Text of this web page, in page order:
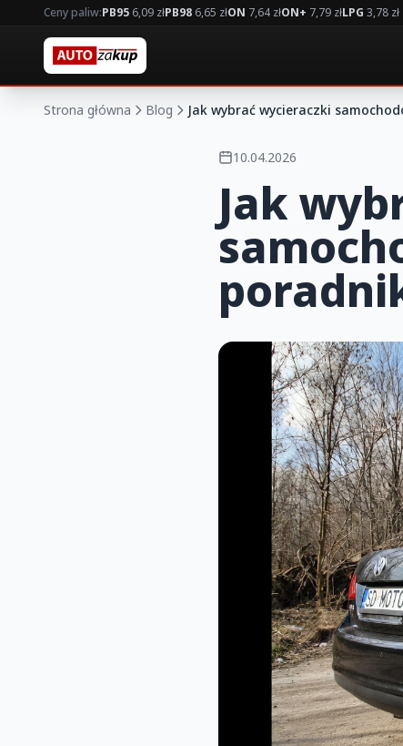
Ceny paliw:PB95 6,09 złPB98 6,65 złON 7,64 złON+ 7,79 złLPG 3,78 zł
Strona główna Blog Jak wybrać wycieraczki
10.04.2026
Jak